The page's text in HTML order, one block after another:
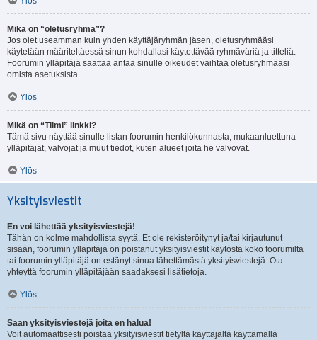
Mikä on “oletusryhmä”?
Jos olet useamman kuin yhden käyttäjäryhmän jäsen, oletusryhmääsi
käytetään määriteltäessä sinun kohdallasi käytettävää ryhmäväriä ja titteliä.
Foorumin ylläpitäjä saattaa antaa sinulle oikeudet vaihtaa oletusryhmääsi
omista asetuksista.
Ylös
Mikä on “Tiimi” linkki?
Tämä sivu näyttää sinulle listan foorumin henkilökunnasta, mukaanluettuna
ylläpitäjät, valvojat ja muut tiedot, kuten alueet joita he valvovat.
Ylös
Yksityisviestit
En voi lähettää yksityisviestejä!
Tähän on kolme mahdollista syytä. Et ole rekisteröitynyt ja/tai kirjautunut
sisään, foorumin ylläpitäjä on poistanut yksityisviestit käytöstä koko foorumilta
tai foorumin ylläpitäjä on estänyt sinua lähettämästä yksityisviestejä. Ota
yhteyttä foorumin ylläpitäjään saadaksesi lisätietoja.
Ylös
Saan yksityisviestejä joita en halua!
Voit automaattisesti poistaa yksityisviestit tietyltä käyttäjältä käyttämällä